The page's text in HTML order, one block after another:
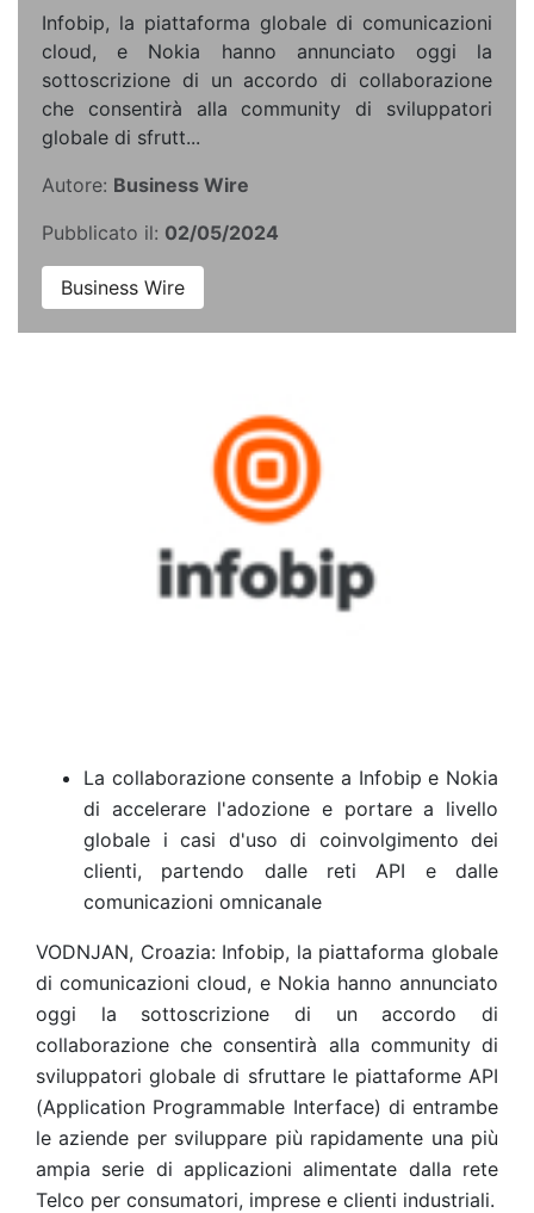
Infobip, la piattaforma globale di comunicazioni
cloud, e Nokia hanno annunciato oggi la
sottoscrizione di un accordo di collaborazione
che consentirà alla community di sviluppatori
globale di sfrutt...
Autore: Business Wire
Pubblicato il: 02/05/2024
Business Wire
La collaborazione consente a Infobip e Nokia
di accelerare l'adozione e portare a livello
globale i casi d'uso di coinvolgimento dei
clienti, partendo dalle reti API e dalle
comunicazioni omnicanale
VODNJAN, Croazia: Infobip, la piattaforma globale
di comunicazioni cloud, e Nokia hanno annunciato
oggi la sottoscrizione di un accordo di
collaborazione che consentirà alla community di
sviluppatori globale di sfruttare le piattaforme API
(Application Programmable Interface) di entrambe
le aziende per sviluppare più rapidamente una più
ampia serie di applicazioni alimentate dalla rete
Telco per consumatori, imprese e clienti industriali.